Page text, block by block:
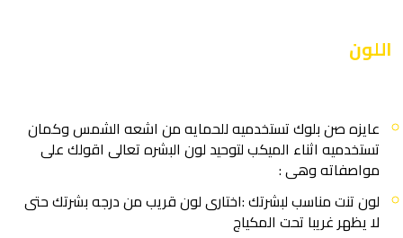
اللون
عايزه صن بلوك تستخدميه للحمايه من اشعه الشمس وكمان
تستخدميه اثناء الميكب لتوحيد لون البشره تعالى اقولك على
مواصفاته وهى :
لون تنت مناسب لبشرتك :اختارى لون قريب من درجه بشرتك حتى
لا يظهر غريبا تحت المكياج